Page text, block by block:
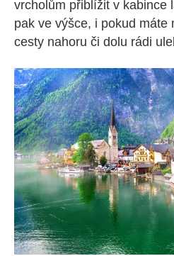
vrcholům přiblížit v kabince
pak ve výšce, i pokud máte
cesty nahoru či dolu rádi